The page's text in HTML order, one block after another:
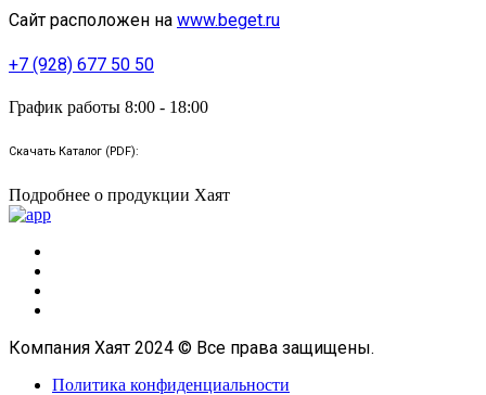
Сайт расположен на www.beget.ru
+7 (928) 677 50 50
График работы 8:00 - 18:00
Скачать Каталог (PDF):
Подробнее о продукции Хаят
Компания Хаят 2024 © Все права защищены.
Политика конфиденциальности